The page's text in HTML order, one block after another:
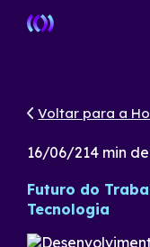
Voltar para a
16/06/214 min
Futuro do
Tecnologia